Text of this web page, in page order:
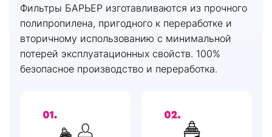
Фильтры БАРЬЕР изготавливаются из прочного
полипропилена, пригодного к переработке и
вторичному использованию с минимальной
потерей эксплуатационных свойств. 100%
безопасное производство и переработка.